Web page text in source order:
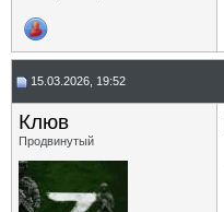
15.03.2026, 19:52
Клюв
Продвинутый